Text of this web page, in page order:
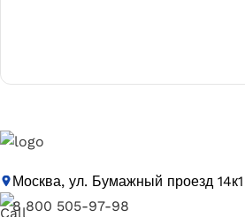
Москва, ул. Бумажный проезд 14к1
8 800 505-97-98